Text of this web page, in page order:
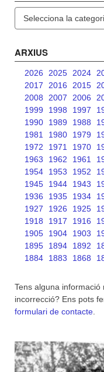
ARXIUS
2026 2025 2024
2017
2016 2015
2008
2007 2006
1999
1998 1997
1990
1989 1988
1981
1980 1979
1972
1971 1970
1963
1962 1961
1954
1953 1952
1945
1944 1943
1936
1935 1934
1927
1926 1925
1918
1917 1916
1905
1904 1903
1895
1894 1892
1884
1883 1868
Tens alguna
incorrecció? Ens pots
formulari de contacte